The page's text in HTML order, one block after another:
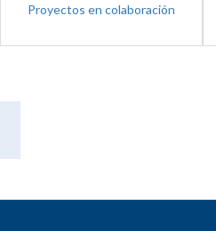
Proyectos en colaboración